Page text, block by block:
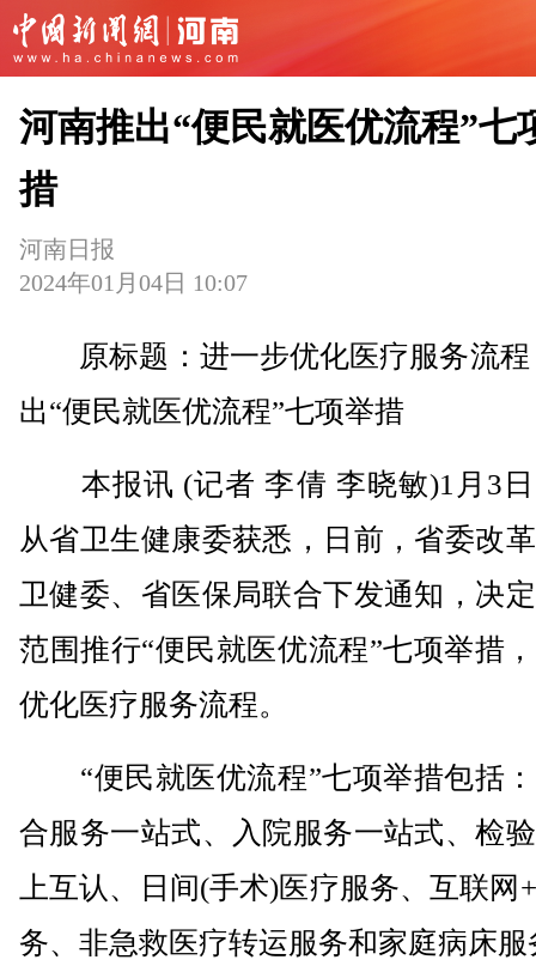
河南推出“便民就医优流程”七
措
河南日报
2024年01月04日 10:07
原标题：进一步优化医疗服务流程
出“便民就医优流程”七项举措
本报讯 (记者 李倩 李晓敏)1月3日
从省卫生健康委获悉，日前，省委改
卫健委、省医保局联合下发通知，决
范围推行“便民就医优流程”七项举措
优化医疗服务流程。
“便民就医优流程”七项举措包括
合服务一站式、入院服务一站式、检
上互认、日间(手术)医疗服务、互联网
务、非急救医疗转运服务和家庭病床服